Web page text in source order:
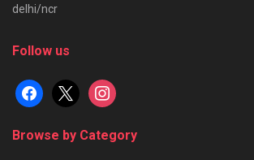
delhi/ncr
Follow us
facebook
x instagram
Browse by Category